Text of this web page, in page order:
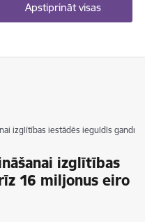
Apstiprināt visas
izglītības iestādēs ieguldīs
izglītības
16 miljonus eiro